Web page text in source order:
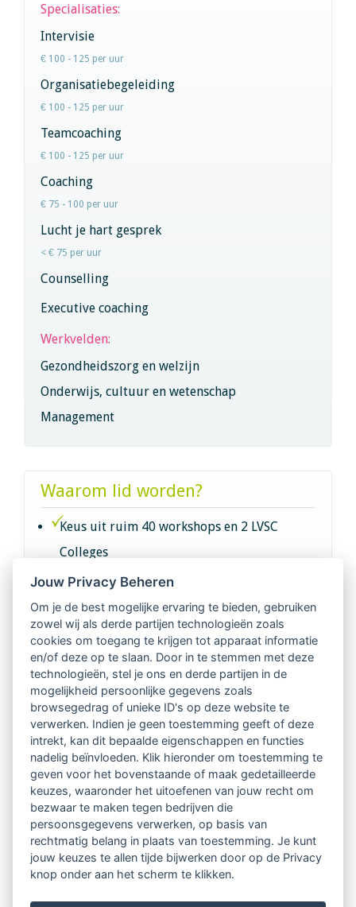
Specialisaties:
Intervisie
€ 100 - 125 per uur
Organisatiebegeleiding
€ 100 - 125 per uur
Teamcoaching
€ 100 - 125 per uur
Coaching
€ 75 - 100 per uur
Lucht je hart gesprek
< € 75 per uur
Counselling
Executive coaching
Werkvelden:
Gezondheidszorg en welzijn
Onderwijs, cultuur en wetenschap
Management
Waarom lid worden?
Keus uit ruim 40 workshops en 2 LVSC
Colleges
Intervisie met geregistreerde vakgenoten
Netwerk van 2100 professionals in 14
regio's
Vindbaar voor opdrachtgevers
Tijdschrift voor
Begeleidingskunde & kennisbank
Beroepsregistratie (LVSC keurmerk)
Lid worden van LVSC
Jouw Privacy Beheren
Om je de best mogelijke ervaring te bieden, gebruiken
zowel wij als derde partijen technologieën zoals
cookies om toegang te krijgen tot apparaat informatie
en/of deze op te slaan. Door in te stemmen met deze
technologieën, stel je ons en derde partijen in de
mogelijkheid persoonlijke gegevens zoals
browsegedrag of unieke ID's op deze website te
verwerken. Indien je geen toestemming geeft of deze
intrekt, kan dit bepaalde eigenschappen en functies
nadelig beïnvloeden. Klik hieronder om toestemming te
geven voor het bovenstaande of maak gedetailleerde
keuzes, waaronder het uitoefenen van jouw recht om
bezwaar te maken tegen bedrijven die
persoonsgegevens verwerken, op basis van
rechtmatig belang in plaats van toestemming. Je kunt
jouw keuzes te allen tijde bijwerken door op de Privacy
knop onder aan het scherm te klikken.